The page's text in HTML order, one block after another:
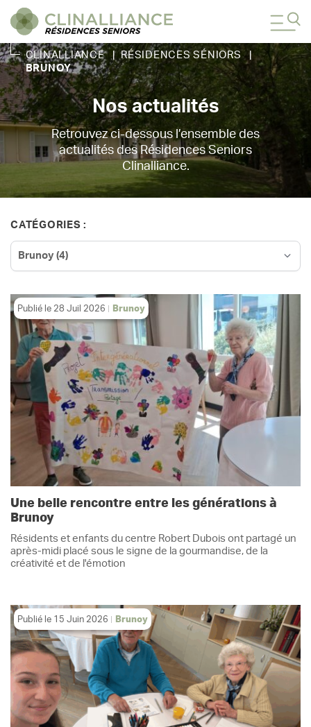
CLINALLIANCE | RÉSIDENCES SÉNIORS
|
BRUNOY
Nos actualités
Retrouvez ci-dessous l’ensemble des
actualités des Résidences Seniors
Clinalliance.
CATÉGORIES :
Publié le 28 Juil 2026 Brunoy
Une belle rencontre entre les générations à
Brunoy
Résidents et enfants du centre Robert Dubois ont partagé un
après-midi placé sous le signe de la gourmandise, de la
créativité et de l'émotion
Publié le 15 Juin 2026 Brunoy